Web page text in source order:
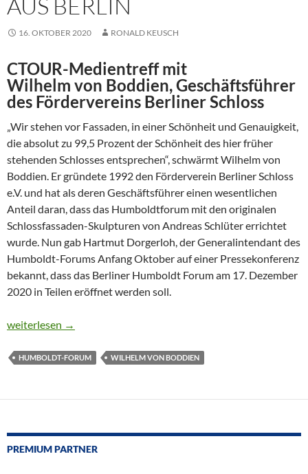
AUS BERLIN
16. OKTOBER 2020 RONALD KEUSCH
CTOUR-Medientreff mit
Wilhelm von Boddien, Geschäftsführer
des Fördervereins Berliner Schloss
„Wir stehen vor Fassaden, in einer Schönheit und Genauigkeit,
die absolut zu 99,5 Prozent der Schönheit des hier früher
stehenden Schlosses entsprechen“, schwärmt Wilhelm von
Boddien. Er gründete 1992 den Förderverein Berliner Schloss
e.V. und hat als deren Geschäftsführer einen wesentlichen
Anteil daran, dass das Humboldtforum mit den originalen
Schlossfassaden-Skulpturen von Andreas Schlüter errichtet
wurde. Nun gab Hartmut Dorgerloh, der Generalintendant des
Humboldt-Forums Anfang Oktober auf einer Pressekonferenz
bekannt, dass das Berliner Humboldt Forum am 17. Dezember
2020 in Teilen eröffnet werden soll.
SCHLOSS-GESCHICHTEN AUS BERLIN
weiterlesen →
HUMBOLDT-FORUM WILHELM VON BODDIEN
PREMIUM PARTNER